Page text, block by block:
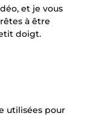
et je vous
à être
doigt.
utilisées pour